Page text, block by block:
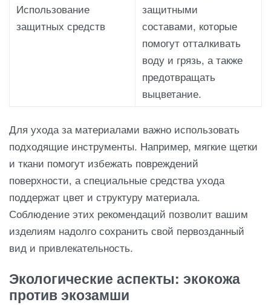
Использование
защитных средств
защитными
составами, которые
помогут отталкивать
воду и грязь, а также
предотвращать
выцветание.
Для ухода за материалами важно использовать
подходящие инструменты. Например, мягкие щетки
и ткани помогут избежать повреждений
поверхности, а специальные средства ухода
поддержат цвет и структуру материала.
Соблюдение этих рекомендаций позволит вашим
изделиям надолго сохранить свой первозданный
вид и привлекательность.
Экологические аспекты: экокожа
против экозамши